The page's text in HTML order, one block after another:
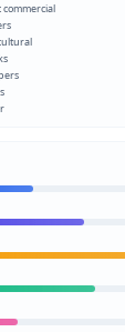
commercial